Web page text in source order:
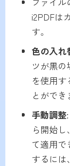
i2PDFは
す。
色の入れ
ツが黒の
を使用す
とができ
手動調整
ら開始
て適用で
するには